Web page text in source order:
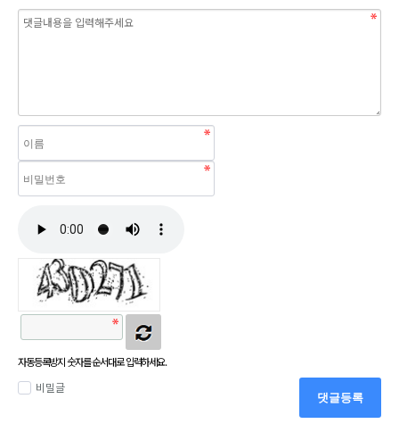
자동등록방지 숫자를 순서대로 입력하세요.
비밀글
댓글등록